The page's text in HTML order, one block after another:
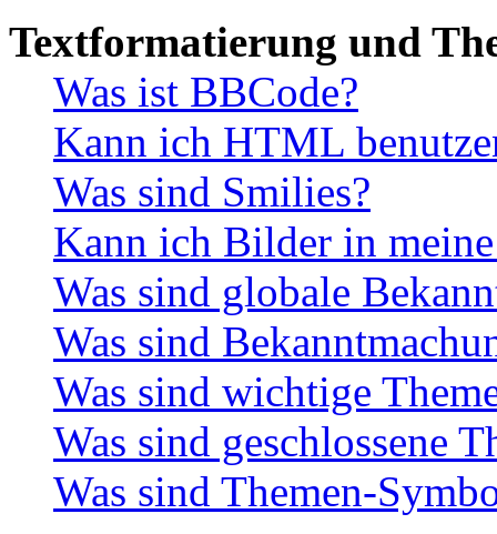
Textformatierung und
Was ist BBCode?
Kann ich HTML
Was sind Smilies?
Kann ich Bilder in
Was sind globale
Was sind
Was sind wichtige
Was sind geschlossene
Was sind Themen-